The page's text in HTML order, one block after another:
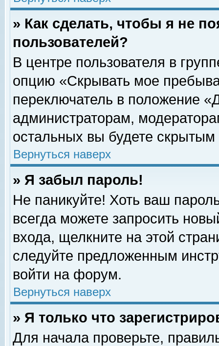
» Как сделать, чтобы я не
пользователей?
В центре пользователя в
опцию «Скрывать мое
переключатель в положение
администраторам,
остальных вы будете скрытым
Вернуться наверх
» Я забыл пароль!
Не паникуйте! Хоть ваш
всегда можете запросить
входа, щелкните на этой
следуйте предложенным
войти на форум.
Вернуться наверх
» Я только что
Для начала проверьте,